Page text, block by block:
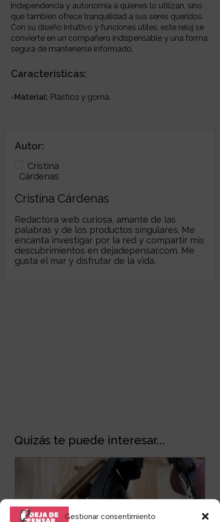
Gestionar consentimiento
independencia y autonomía a quienes lo utilizan, sino
que también ofrece tranquilidad a sus seres queridos.
Con su diseño intuitivo y funciones útiles, este reloj se
convierte en un compañero indispensable y una forma
segura de mantenerse informado.
Características:
-Material: Plástico y goma.
Autor:
Cristina Cárdenas
Redactora web curiosa, amante de las
palabras y de los productos singulares. Me
encanta investigar por la red y compartir mis
descubrimientos en dejadepensar.com. Me
gusta el mar y disfrutar de la vida.
Quizás te puede interesar...